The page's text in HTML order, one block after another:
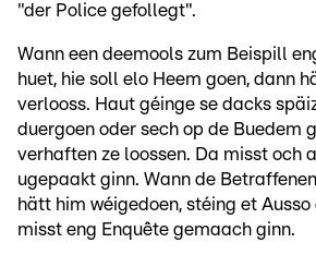
"der Police gefollegt".
Wann een deemools zum Beispill
huet, hie soll elo Heem goen, dann
verlooss. Haut géinge se dacks
duergoen oder sech op de Buedem
verhaften ze loossen. Da misst och
ugepaakt ginn. Wann de
hätt him wéigedoen, stéing et
misst eng Enquête gemaach ginn.